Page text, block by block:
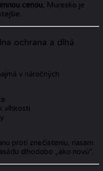
cenou, Muresko je
ochrana a dlhá
v náročných
vlhkosti
proti znečisteniu, riasam
dlhodobo „ako novú“.